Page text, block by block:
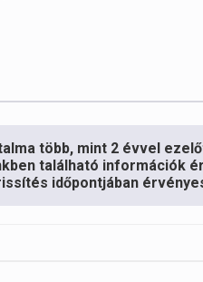
több, mint 2 évvel
található információk
időpontjában